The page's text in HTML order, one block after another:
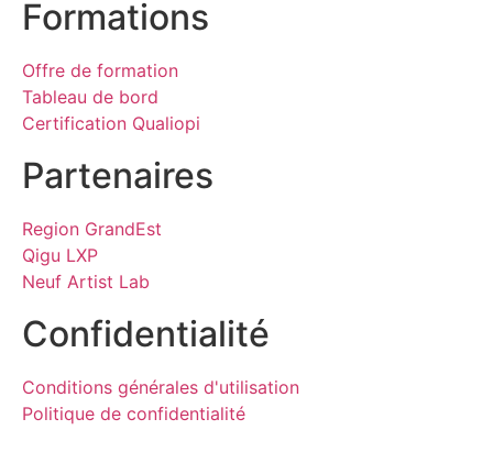
Formations
Offre de formation
Tableau de bord
Certification Qualiopi
Partenaires
Region GrandEst
Qigu LXP
Neuf Artist Lab
Confidentialité
Conditions générales d'utilisation​
Politique de confidentialité